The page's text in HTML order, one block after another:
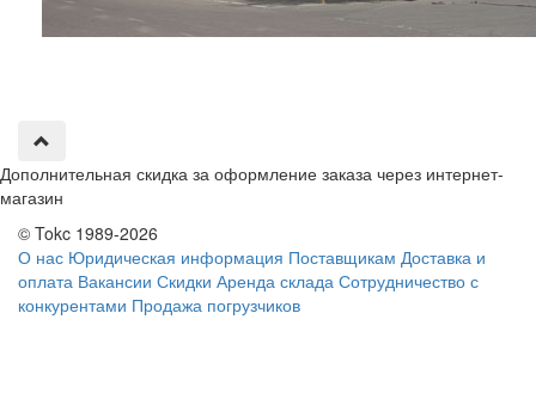
Дополнительная скидка за оформление заказа через интернет-
магазин
© Tokc 1989-2026
О нас Юридическая информация Поставщикам Доставка и
оплата Вакансии Скидки Аренда склада Сотрудничество с
конкурентами Продажа погрузчиков